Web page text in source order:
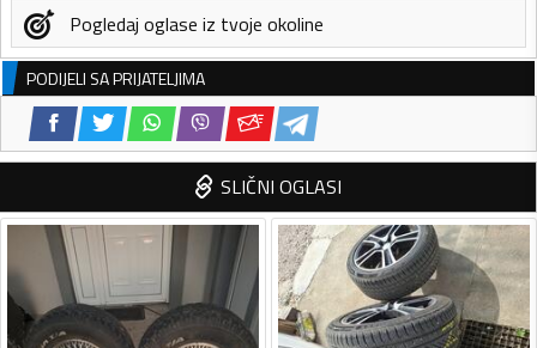
Pogledaj oglase iz tvoje okoline
PODIJELI SA PRIJATELJIMA
SLIČNI OGLASI